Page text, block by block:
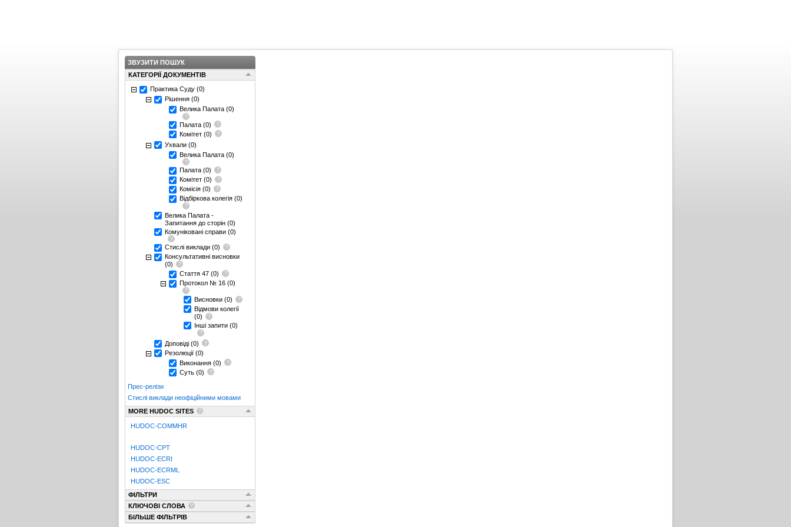
ЗВУЗИТИ ПОШУК
КАТЕГОРІЇ ДОКУМЕНТІВ
Практика Суду (0)
Рішення (0)
Велика Палата (0)
Палата (0)
Комітет (0)
Ухвали (0)
Велика Палата (0)
Палата (0)
Комітет (0)
Комісія (0)
Відбіркова колегія (0)
Велика Палата -
Запитання до сторін (0)
Комуніковані справи (0)
Стислі виклади (0)
Консультативні висновки
(0)
Стаття 47 (0)
Протокол № 16 (0)
Висновки (0)
Відмови колегії
(0)
Інші запити (0)
Доповіді (0)
Резолюції (0)
Виконання (0)
Суть (0)
Прес-релізи
Стислі виклади неофіційними мовами
MORE HUDOC SITES
HUDOC-COMMHR
HUDOC-CPT
HUDOC-ECRI
HUDOC-ECRML
HUDOC-ESC
ФІЛЬТРИ
КЛЮЧОВІ СЛОВА
БІЛЬШЕ ФІЛЬТРІВ